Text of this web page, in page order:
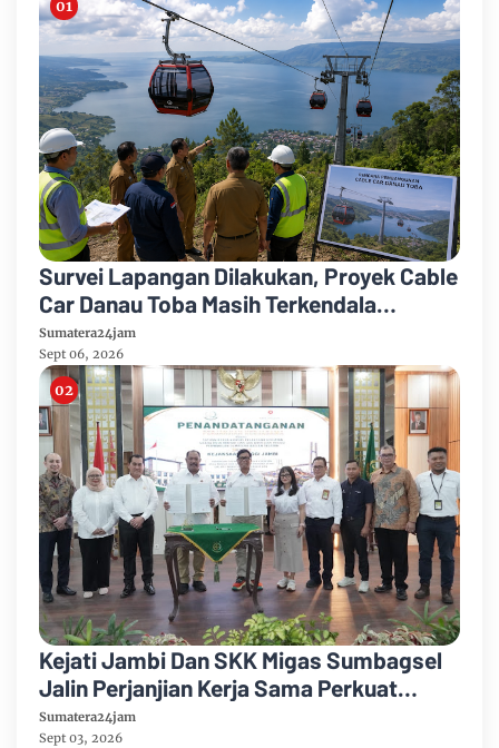
Survei Lapangan Dilakukan, Proyek Cable
Car Danau Toba Masih Terkendala
Pembebasan BPHTB di Sebagian Lahan
Sumatera24jam
Sept 06, 2026
Kejati Jambi Dan SKK Migas Sumbagsel
Jalin Perjanjian Kerja Sama Perkuat
Kepastian Hukum
Sumatera24jam
Sept 03, 2026